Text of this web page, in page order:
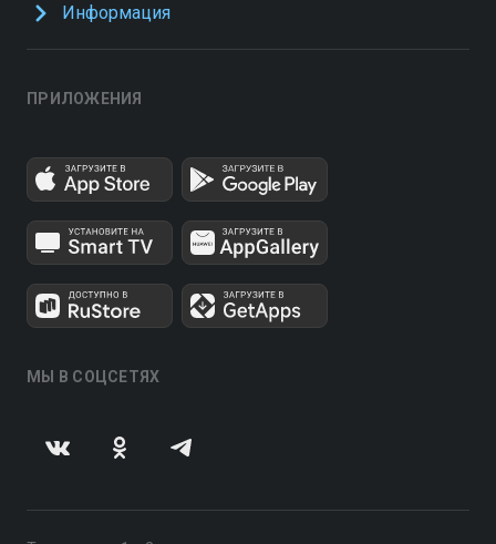
Информация
ПРИЛОЖЕНИЯ
МЫ В СОЦСЕТЯХ